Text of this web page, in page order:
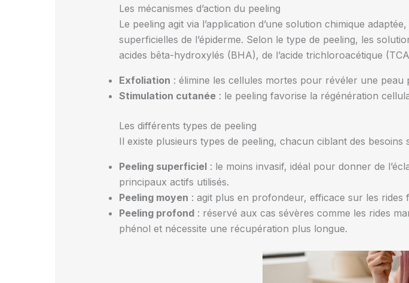
Les mécanismes d’action du peeling
Le peeling agit via l’application d’une solution chimique
superficielles de l’épiderme. Selon le type de peeling, les
acides bêta-hydroxylés (BHA), de l’acide trichloroacétique
Exfoliation : élimine les cellules mortes pour révéler une
Stimulation cutanée: le peeling favorise la régénération
Les différents types de peeling
Il existe plusieurs types de peeling, chacun ciblant des besoins
Peeling superficiel: le moins invasif, idéal pour donner de
principaux actifs utilisés.
Peeling moyen : agit plus en profondeur, efficace sur les rides
Peeling profond: réservé aux cas sévères comme les rides
phénol et nécessite une récupération plus longue.